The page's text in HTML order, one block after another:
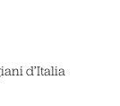
d’Italia